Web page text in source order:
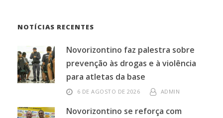
NOTÍCIAS RECENTES
Novorizontino faz palestra sobre
prevenção às drogas e à violência
para atletas da base
6 DE AGOSTO DE 2026 ADMIN
Novorizontino se reforça com